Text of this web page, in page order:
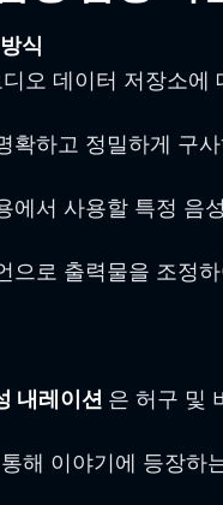
식
오 데이터 저장소
확하고 정밀하게 구
에서 사용할 특정 음
으로 출력물을 조정
내레이션 은 허구 및
해 이야기에 등장하